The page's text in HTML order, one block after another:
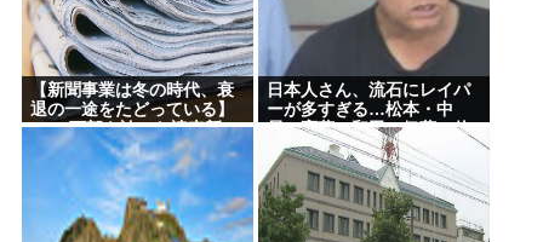
【困惑】スーパーの裏でヤニ吸う2人とかいうヤバす
ぎるアニメwww
東京に住むメリット、よく考えると何もない
Powered by livedoor 相互RSS
【新聞事業は冬の時代、衰
退の一途をたどっている】
1000万部を誇った読売新
聞、15年で部数半減の衝撃
日本人さん、流石にレイパ
ーが多すぎる…松本・中
居・斉藤・和田・伊藤・佐
野・新井・ボビーオロゴン
etc…